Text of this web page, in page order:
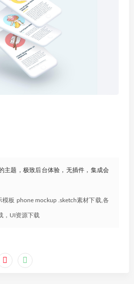
主题，极致后台体验，无插件，集成会
模板 phone mockup .sketch素材下载,各
，UI资源下载